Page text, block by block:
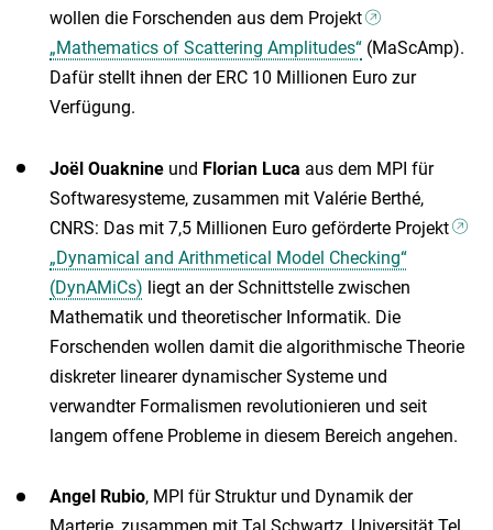
wollen die Forschenden aus dem Projekt
„Mathematics of Scattering Amplitudes“ (MaScAmp).
Dafür stellt ihnen der ERC 10 Millionen Euro zur
Verfügung.
Joël Ouaknine und Florian Luca aus dem MPI für
Softwaresysteme, zusammen mit Valérie Berthé,
CNRS: Das mit 7,5 Millionen Euro geförderte Projekt
„Dynamical and Arithmetical Model Checking“
(DynAMiCs) liegt an der Schnittstelle zwischen
Mathematik und theoretischer Informatik. Die
Forschenden wollen damit die algorithmische Theorie
diskreter linearer dynamischer Systeme und
verwandter Formalismen revolutionieren und seit
langem offene Probleme in diesem Bereich angehen.
Angel Rubio, MPI für Struktur und Dynamik der